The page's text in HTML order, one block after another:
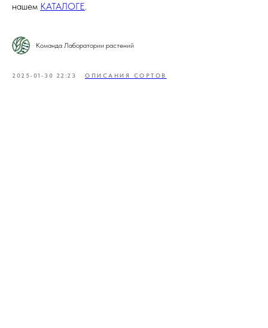
нашем КАТАЛОГЕ.
Команда Лаборатории растений
2025-01-30 22:23 ОПИСАНИЯ СОРТОВ